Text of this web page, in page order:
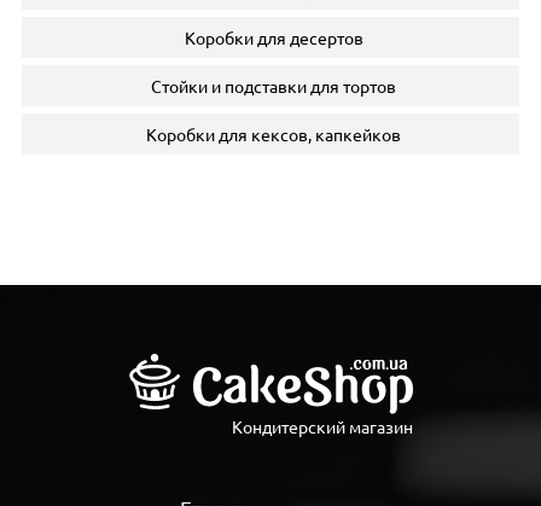
Коробки для десертов
Стойки и подставки для тортов
Коробки для кексов, капкейков
Кондитерский магазин